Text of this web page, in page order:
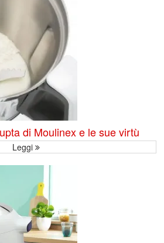
di Moulinex e le sue virtù
Leggi